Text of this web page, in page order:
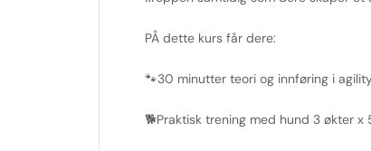
PÅ dette kurs får dere:
🐾30 minutter teori og innføring i
🐕Praktisk trening med hund 3 økter x